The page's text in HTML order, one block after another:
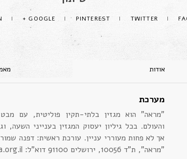
TWITTER
PINTEREST
GOOGLE +
‎אודות
מערכת
"מראה" הוא מגזין בלתי-תקין פוליטית, עם
והעולם. בכל גיליון יעסוק המגזין בענייני השעה,
אך לא פחות מעוררי עניין. עורכת ראשית: דפנה
"מראה", ת"ד 10056, ירושלים 91100 דוא"ל: